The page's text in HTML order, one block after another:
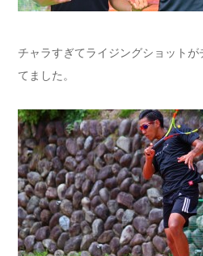
チャラすぎてライジングショット
てました。